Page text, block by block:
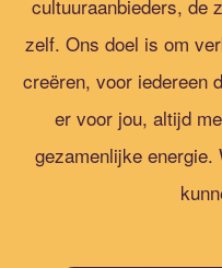
cultuuraanbieders, de
zelf. Ons doel is om
creëren, voor iedereen
er voor jou, altijd
gezamenlijke energie.